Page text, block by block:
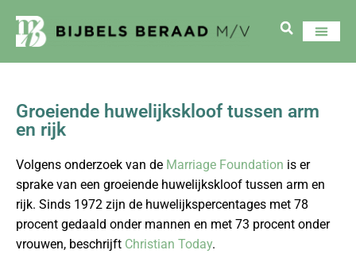
Groeiende huwelijkskloof tussen arm
en rijk
Volgens onderzoek van de Marriage Foundation is er
sprake van een groeiende huwelijkskloof tussen arm en
rijk. Sinds 1972 zijn de huwelijkspercentages met 78
procent gedaald onder mannen en met 73 procent onder
vrouwen, beschrijft Christian Today.